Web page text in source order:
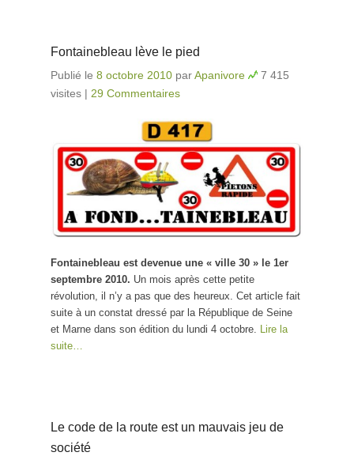
Fontainebleau lève le pied
Publié le 8 octobre 2010 parApanivore
7 415
visites | 29 Commentaires
Fontainebleau est devenue une « ville 30 » le 1er
septembre 2010. Un mois après cette petite
révolution, il n’y a pas que des heureux. Cet article fait
suite à un constat dressé par la République de Seine
et Marne dans son édition du lundi 4 octobre. Lire la
suite…
Le code de la route est un mauvais jeu de
société